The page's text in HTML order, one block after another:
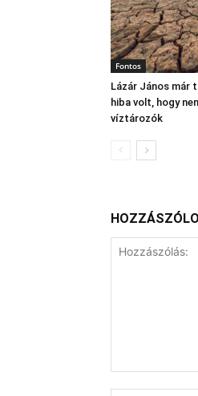
Fontos
Lázár János már
hiba volt, hogy
víztározók